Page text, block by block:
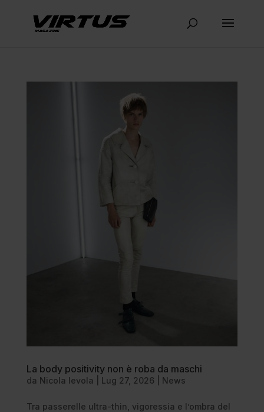
La body positivity non è roba da maschi
da Nicola Ievola Lug 27, 2026 News
Tra passerelle ultra-thin, vigoressia e l’ombra del